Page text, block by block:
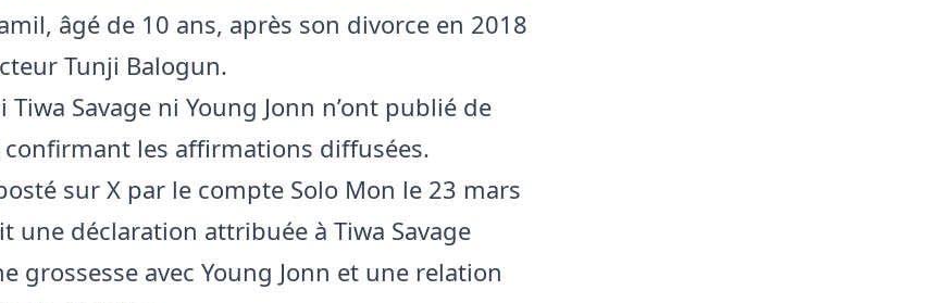
âgé de 10 ans, après son divorce en 2018
Tunji Balogun.
Tiwa Savage ni Young Jonn n’ont publié de
les affirmations diffusées.
sur X par le compte Solo Mon le 23 mars
une déclaration attribuée à Tiwa Savage
grossesse avec Young Jonn et une relation